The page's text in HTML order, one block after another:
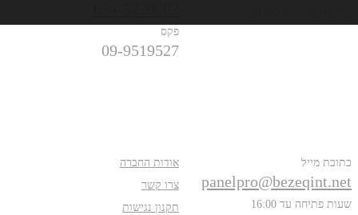
פקס
09-9519527
כתובת מייל
panelpro@bezeqint.net
שעות פתיחה עד 16:00
אודות החברה
צרו קשר
תקנון נגישות